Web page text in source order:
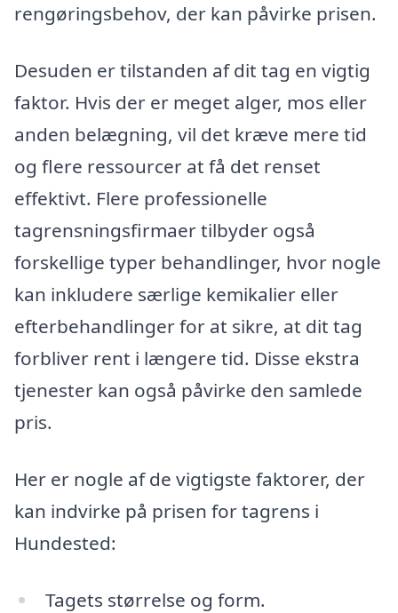
rengøringsbehov, der kan påvirke prisen.
Desuden er tilstanden af dit tag en vigtig
faktor. Hvis der er meget alger, mos eller
anden belægning, vil det kræve mere tid
og flere ressourcer at få det renset
effektivt. Flere professionelle
tagrensningsfirmaer tilbyder også
forskellige typer behandlinger, hvor nogle
kan inkludere særlige kemikalier eller
efterbehandlinger for at sikre, at dit tag
forbliver rent i længere tid. Disse ekstra
tjenester kan også påvirke den samlede
pris.
Her er nogle af de vigtigste faktorer, der
kan indvirke på prisen for tagrens i
Hundested:
Tagets størrelse og form.